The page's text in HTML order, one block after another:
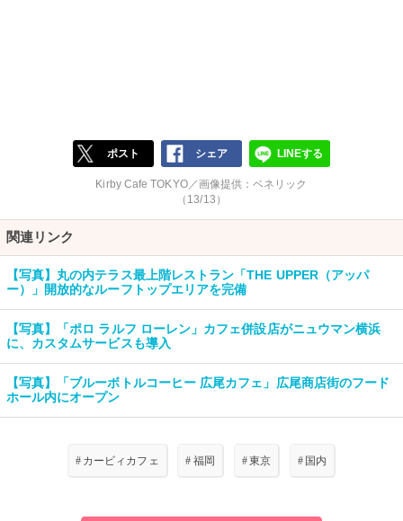
ポスト シェア LINEする
Kirby Cafe TOKYO／画像提供：ベネリック
（13/13）
関連リンク
【写真】丸の内テラス最上階レストラン「THE UPPER（アッパ
ー）」開放的なルーフトップエリアを完備
【写真】「ポロ ラルフ ローレン」カフェ併設店がニュウマン横浜
に、カスタムサービスも導入
【写真】「ブルーボトルコーヒー 広尾カフェ」広尾商店街のフード
ホール内にオープン
# カービィカフェ # 福岡 #東京 # 国内